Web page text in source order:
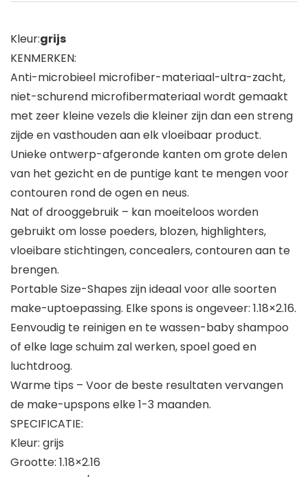
Kleur:grijs
KENMERKEN:
Anti-microbieel microfiber-materiaal-ultra-zacht,
niet-schurend microfibermateriaal wordt gemaakt
met zeer kleine vezels die kleiner zijn dan een streng
zijde en vasthouden aan elk vloeibaar product.
Unieke ontwerp-afgeronde kanten om grote delen
van het gezicht en de puntige kant te mengen voor
contouren rond de ogen en neus.
Nat of drooggebruik – kan moeiteloos worden
gebruikt om losse poeders, blozen, highlighters,
vloeibare stichtingen, concealers, contouren aan te
brengen.
Portable Size-Shapes zijn ideaal voor alle soorten
make-uptoepassing. Elke spons is ongeveer: 1.18×2.16.
Eenvoudig te reinigen en te wassen-baby shampoo
of elke lage schuim zal werken, spoel goed en
luchtdroog.
Warme tips – Voor de beste resultaten vervangen
de make-upspons elke 1-3 maanden.
SPECIFICATIE:
Kleur: grijs
Grootte: 1.18×2.16